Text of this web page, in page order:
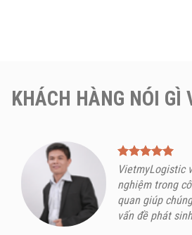
KHÁCH HÀNG NÓI GÌ
VietmyLogistic
nghiệm trong
quan giúp
vấn đề phát